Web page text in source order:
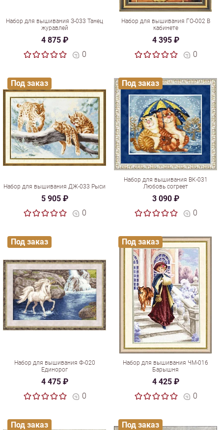
Набор для вышивания З-033 Танец
журавлей
4 875 ₽
0
Набор для вышивания ГО-002 В
кабинете
4 395 ₽
0
Набор для вышивания ДЖ-033 Рыси
5 905 ₽
0
Под заказ
Набор для вышивания ВК-031
Любовь согреет
3 090 ₽
0
Под заказ
Набор для вышивания Ф-020
Единорог
4 475 ₽
0
Под заказ
Набор для вышивания ЧМ-016
Барышня
4 425 ₽
0
Под заказ
Под заказ Под заказ